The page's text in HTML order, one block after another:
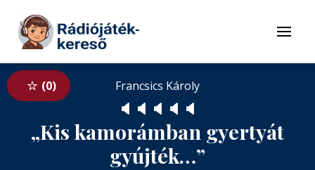
Tovább a tartalomhoz
Menü
0 Francsics Károly
🔈 🔈 🔈 🔈 🔈
„Kis kamorámban gyertyát
gyújték…”